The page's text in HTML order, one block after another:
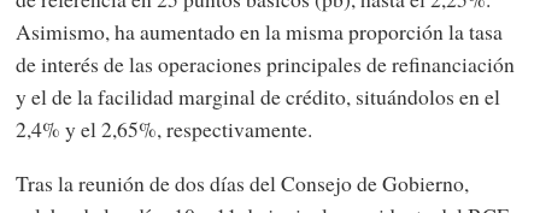
Asimismo, ha aumentado en la misma proporción la tasa
de interés de las operaciones principales de refinanciación
y el de la facilidad marginal de crédito, situándolos en el
2,4% y el 2,65%, respectivamente.
Tras la reunión de dos días del Consejo de Gobierno,